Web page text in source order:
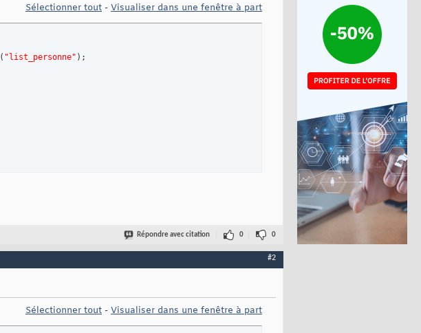
Sélectionner tout - Visualiser dans une fenêtre à part
( "list_personne" ) ;
Répondre avec citation 0 0
#2
Sélectionner tout - Visualiser dans une fenêtre à part